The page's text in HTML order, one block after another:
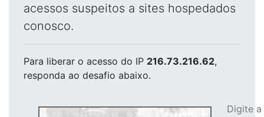
acessos suspeitos a sites hospedados
conosco.
Para liberar o acesso do IP 216.73.216.62,
responda ao desafio abaixo.
Digite